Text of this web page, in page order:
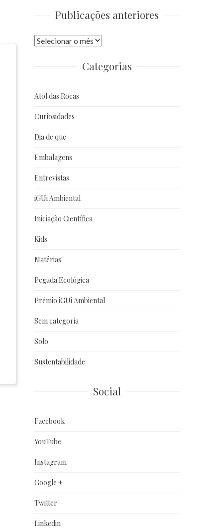
Publicações anteriores
Publicações
Categorias
Atol das Rocas
Curiosidades
Dia de que
Embalagens
Entrevistas
iGUi Ambiental
Iniciação Científica
Kids
Matérias
Pegada Ecológica
Prêmio iGUi Ambiental
Sem categoria
Solo
Sustentabilidade
Social
Facebook
YouTube
Instagram
Google +
Twitter
Linkedin